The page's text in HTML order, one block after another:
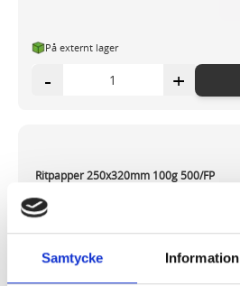
Samtycke Information
På externt lager
- +
Ritpapper 250x320mm 100g 500/FP